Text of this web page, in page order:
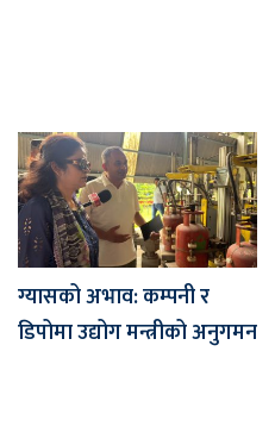
ग्यासको अभाव: कम्पनी र
डिपोमा उद्योग मन्त्रीको अनुगमन